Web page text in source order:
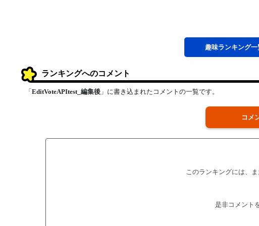
趣味ランキング一
ランキングへのコメント
「 EditVoteAPItest_編集後 」に書き込まれたコメントの一覧です。
コメ
このランキングには、
是非コメント